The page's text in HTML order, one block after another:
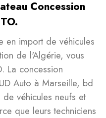
Concession
en import de véhicules
de l'Algérie, vous
La concession
Auto à Marseille, bd
véhicules neufs et
que leurs techniciens